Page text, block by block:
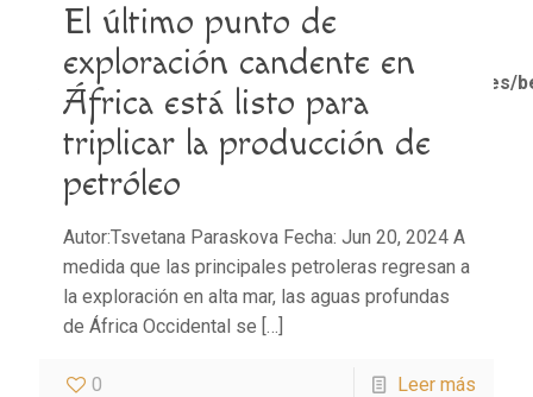
Notice : Trying to access array offset on value of type
bool in
/home/misioner/public_html/padresblancos/
functions.php on line 1611
El último punto de
exploración candente en
África está listo para
triplicar la producción de
petróleo
Autor:Tsvetana Paraskova Fecha: Jun 20, 2024 A
medida que las principales petroleras regresan a
la exploración en alta mar, las aguas profundas
de África Occidental se […]
0 Leer más